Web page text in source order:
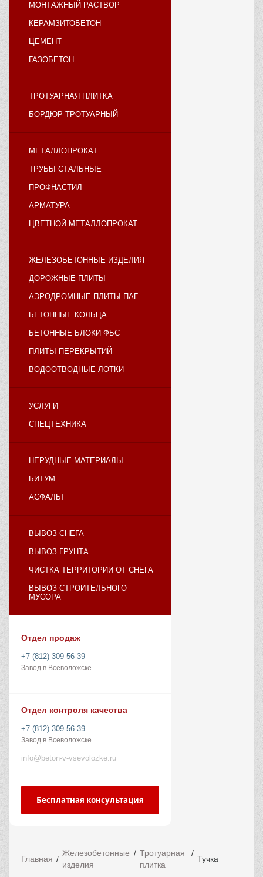
МОНТАЖНЫЙ РАСТВОР
КЕРАМЗИТОБЕТОН
ЦЕМЕНТ
ГАЗОБЕТОН
ТРОТУАРНАЯ ПЛИТКА
БОРДЮР ТРОТУАРНЫЙ
МЕТАЛЛОПРОКАТ
ТРУБЫ СТАЛЬНЫЕ
ПРОФНАСТИЛ
АРМАТУРА
ЦВЕТНОЙ МЕТАЛЛОПРОКАТ
ЖЕЛЕЗОБЕТОННЫЕ ИЗДЕЛИЯ
ДОРОЖНЫЕ ПЛИТЫ
АЭРОДРОМНЫЕ ПЛИТЫ ПАГ
БЕТОННЫЕ КОЛЬЦА
БЕТОННЫЕ БЛОКИ ФБС
ПЛИТЫ ПЕРЕКРЫТИЙ
ВОДООТВОДНЫЕ ЛОТКИ
УСЛУГИ
СПЕЦТЕХНИКА
НЕРУДНЫЕ МАТЕРИАЛЫ
БИТУМ
АСФАЛЬТ
ВЫВОЗ СНЕГА
ВЫВОЗ ГРУНТА
ЧИСТКА ТЕРРИТОРИИ ОТ СНЕГА
ВЫВОЗ СТРОИТЕЛЬНОГО
МУСОРА
Отдел продаж
+7 (812) 309-56-39
Завод в Всеволожске
Отдел контроля качества
+7 (812) 309-56-39
Завод в Всеволожске
info@beton-v-vsevolozke.ru
Бесплатная консультация
Главная
Железобетонные
изделия
Тротуарная
плитка
Тучка